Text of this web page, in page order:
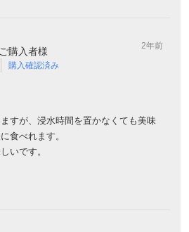
ご購入者様
購入確認済み
2年前
すが、浸水時間を置かなくても美味
食べれます。
いです。